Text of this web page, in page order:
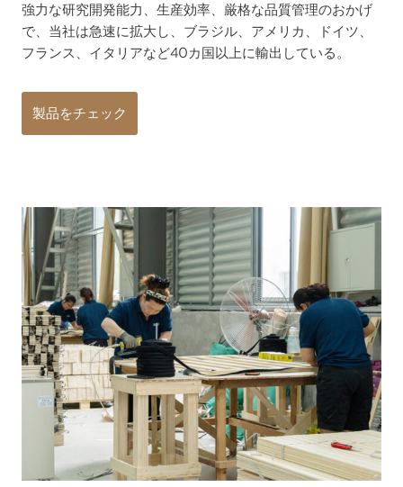
強力な研究開発能力、生産効率、厳格な品質管理のおかげ
で、当社は急速に拡大し、ブラジル、アメリカ、ドイツ、
フランス、イタリアなど40カ国以上に輸出している。
製品をチェック